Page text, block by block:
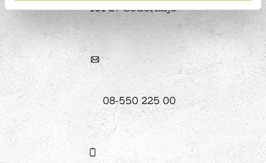
151 27 Södertälje
08-550 225 00